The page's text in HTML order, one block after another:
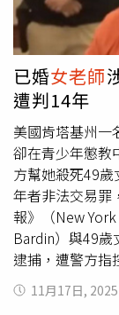
虐待、性騷擾、
慢而不能吃午餐
立刻向C老師求
但當天花花因中
鐵證，C老師見
及盛飯」，反覆
應，得到的卻是
對學生的霸凌申
無可忍、找里長
花花如今轉班，
有其他孩子受害
懼中成長。校方
通，但始終無法
校方已依法組成
出來後，則將遵
後續處置。教
導，強化心理諮
上進行調整。校
全環境與相關作
續事宜，以維護
者，您的痛苦有
苦、似乎沒有出
已婚女老師
遭判14年
美國肯塔基州一
卻在青少年懲教
方幫她殺死49
年者非法交易罪
報》（New
Bardin）與49
逮捕，遭警方指
名17歲少年發
警方搜查懲教
11月17日, 2025